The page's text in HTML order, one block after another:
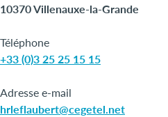
10370 Villenauxe-la-Grande
Téléphone
+33 (0)3 25 25 15 15
Adresse e-mail
hrleflaubert@cegetel.net